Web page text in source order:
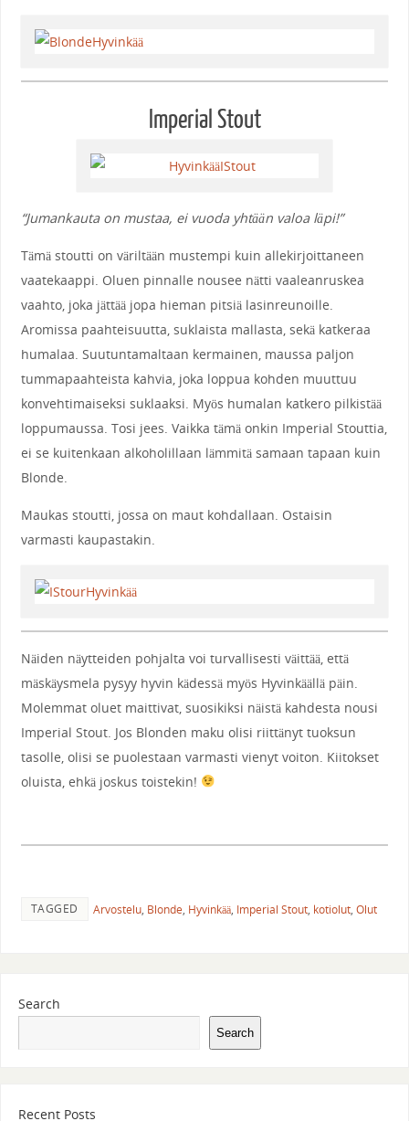
Imperial Stout
“Jumankauta on mustaa, ei vuoda yhtään valoa läpi!”
Tämä stoutti on väriltään mustempi kuin allekirjoittaneen
vaatekaappi. Oluen pinnalle nousee nätti vaaleanruskea
vaahto, joka jättää jopa hieman pitsiä lasinreunoille.
Aromissa paahteisuutta, suklaista mallasta, sekä katkeraa
humalaa. Suutuntamaltaan kermainen, maussa paljon
tummapaahteista kahvia, joka loppua kohden muuttuu
konvehtimaiseksi suklaaksi. Myös humalan katkero pilkistää
loppumaussa. Tosi jees. Vaikka tämä onkin Imperial Stouttia,
ei se kuitenkaan alkoholillaan lämmitä samaan tapaan kuin
Blonde.
Maukas stoutti, jossa on maut kohdallaan. Ostaisin
varmasti kaupastakin.
Näiden näytteiden pohjalta voi turvallisesti väittää, että
mäskäysmela pysyy hyvin kädessä myös Hyvinkäällä päin.
Molemmat oluet maittivat, suosikiksi näistä kahdesta nousi
Imperial Stout. Jos Blonden maku olisi riittänyt tuoksun
tasolle, olisi se puolestaan varmasti vienyt voiton. Kiitokset
oluista, ehkä joskus toistekin!
TAGGED Arvostelu, Blonde, Hyvinkää, Imperial Stout, kotiolut, Olut
Search
Search
Recent Posts